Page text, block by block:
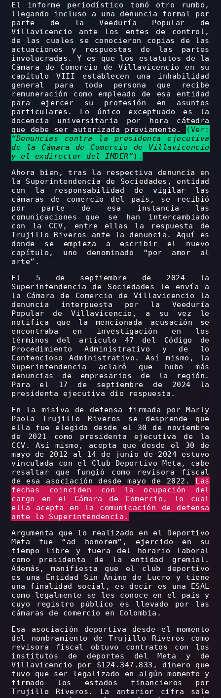
El informe periodístico tomó otro rumbo,
llegando incluso a una denuncia formal por
parte de la Veeduría Popular de
Villavicencio ante los entes de control,
de las cuales se conocieron copias de las
actuaciones y respuestas de las partes
involucradas. Y es que los estatutos de la
Cámara de Comercio de Villavicencio en su
capítulo VIII establecen una inhabilidad
general para toda persona que recibe
remuneración como empleado de esa entidad
para ejercer su profesión en asuntos
particulares. Lo único exceptuado es la
docencia universitaria por hora cátedra
que debe ser autorizada previamente.
(Ver:
“Denuncias contra la presidenta ejecutiva
de la Cámara de Comercio de Villavicencio
y el exdirector del IMDER”).
Ahora bien, tras la respectiva denuncia en
la Superintendencia de Sociedades, entidad
con la responsabilidad de vigilar las
cámaras de comercio del país, se recibió
por parte de esa instancia las
comunicaciones que se han intercambiado
con la CCV, entre ellas la respuesta de
Trujillo Riveros ante la denuncia. Aquí es
donde se empieza a escribir el nuevo
capítulo, uno denominado “por amor al
arte”.
El 5 de septiembre de 2024 la
Superintendencia de Sociedades le envía a
la Cámara de Comercio de Villavicencio la
denuncia interpuesta por la Veeduría
Popular de Villavicencio, a su vez le
notifica que la mencionada acusación se
encontraba en investigación en los
términos del artículo 47 del Código de
Procedimiento Administrativo y de lo
Contencioso Administrativo. Así mismo, la
Superintendencia aclaró que hubo más
denuncias de empresarios de la región.
Para el 17 de septiembre de 2024 la
presidenta ejecutiva dio respuesta.
En la misiva de defensa firmada por Marly
Paola Trujillo Riveros se desprende que
ella fue elegida desde el 30 de noviembre
de 2021 como presidenta ejecutiva de la
CCV. Así mismo, acepta que desde el 30 de
mayo de 2012 al 14 de junio de 2024 estuvo
vinculada con el Club Deportivo Meta, cabe
resaltar que fungió como revisora fiscal
de esa asociación desde mayo de 2022. Las
fechas coinciden con la ocupación del
cargo en el Cámara de Comercio, lo cual
ella acepta en la comunicación de defensa
ante la Superintendencia.
Argumenta que lo realizado en el Deportivo
Meta fue “ad honorem”, ejercido en su
tiempo libre y fuera del horario laboral
como presidenta de la entidad gremial.
Además, manifiesta que el club deportivo
es una Entidad Sin Ánimo de Lucro y tiene
una finalidad social, es decir es una ESAL
como legalmente se les conoce en el país y
cuyo registro público es llevado por las
cámaras de comercio en Colombia.
Esa asociación deportiva desde el momento
del nombramiento de Trujillo Riveros como
revisora fiscal obtuvo contratos con los
institutos de deportes del Meta y de
Villavicencio por $124.347.833, dinero que
tuvo que ser legalizado en algún momento y
firmado los estados financieros por
Trujillo Riveros. La anterior cifra sale